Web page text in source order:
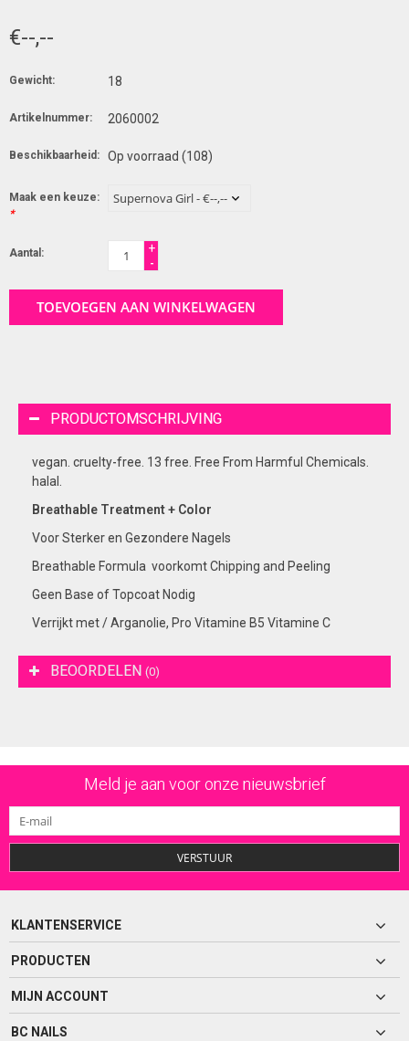
€--,--
Gewicht: 18
Artikelnummer: 2060002
Beschikbaarheid: Op voorraad (108)
Maak een keuze:
*
Aantal:
+
-
TOEVOEGEN AAN WINKELWAGEN
PRODUCTOMSCHRIJVING
vegan. cruelty-free. 13 free. Free From Harmful Chemicals.
halal.
Breathable Treatment + Color
Voor Sterker en Gezondere Nagels
Breathable Formula voorkomt Chipping and Peeling
Geen Base of Topcoat Nodig
Verrijkt met / Arganolie, Pro Vitamine B5 Vitamine C
BEOORDELEN (0)
Meld je aan voor onze nieuwsbrief
VERSTUUR
KLANTENSERVICE
PRODUCTEN
MIJN ACCOUNT
BC NAILS